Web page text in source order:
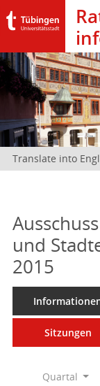
Translate into
und
2015
Sitzungen
Quartal